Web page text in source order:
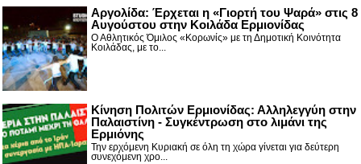
Αργολίδα: Έρχεται η «Γιορτή του Ψαρά» στις 8
Αυγούστου στην Κοιλάδα Ερμιονίδας
Ο Αθλητικός Όμιλος «Κορωνίς» με τη Δημοτική Κοινότητα
Κοιλάδας, με το...
Κίνηση Πολιτών Ερμιονίδας: Αλληλεγγύη στην
Παλαιστίνη - Συγκέντρωση στο λιμάνι της
Ερμιόνης
Την ερχόμενη Κυριακή σε όλη τη χώρα γίνεται για δεύτερη
συνεχόμενη χρο...